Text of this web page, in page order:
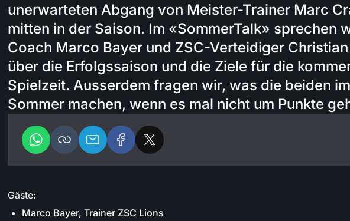
unerwarteten Abgang von Meister-Trainer Marc
mitten in der Saison. Im «SommerTalk» sprechen
Coach Marco Bayer und ZSC-Verteidiger
über die Erfolgssaison und die Ziele für die
Spielzeit. Ausserdem fragen wir, was die beiden im
Sommer machen, wenn es mal nicht um Punkte
Gäste:
Marco Bayer, Trainer ZSC Lions